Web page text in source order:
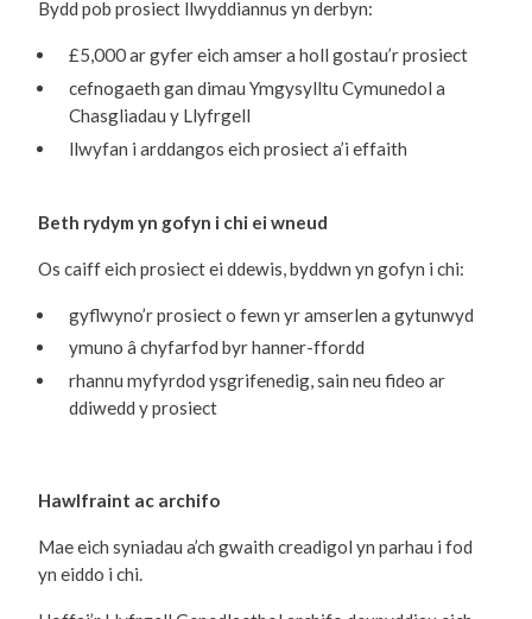
Bydd pob prosiect llwyddiannus yn derbyn:
£5,000 ar gyfer eich amser a holl gostau’r prosiect
cefnogaeth gan dimau Ymgysylltu Cymunedol a
Chasgliadau y Llyfrgell
llwyfan i arddangos eich prosiect a’i effaith
Beth rydym yn gofyn i chi ei wneud
Os caiff eich prosiect ei ddewis, byddwn yn gofyn i chi:
gyflwyno’r prosiect o fewn yr amserlen a gytunwyd
ymuno â chyfarfod byr hanner-ffordd
rhannu myfyrdod ysgrifenedig, sain neu fideo ar
ddiwedd y prosiect
Hawlfraint ac archifo
Mae eich syniadau a’ch gwaith creadigol yn parhau i fod
yn eiddo i chi.